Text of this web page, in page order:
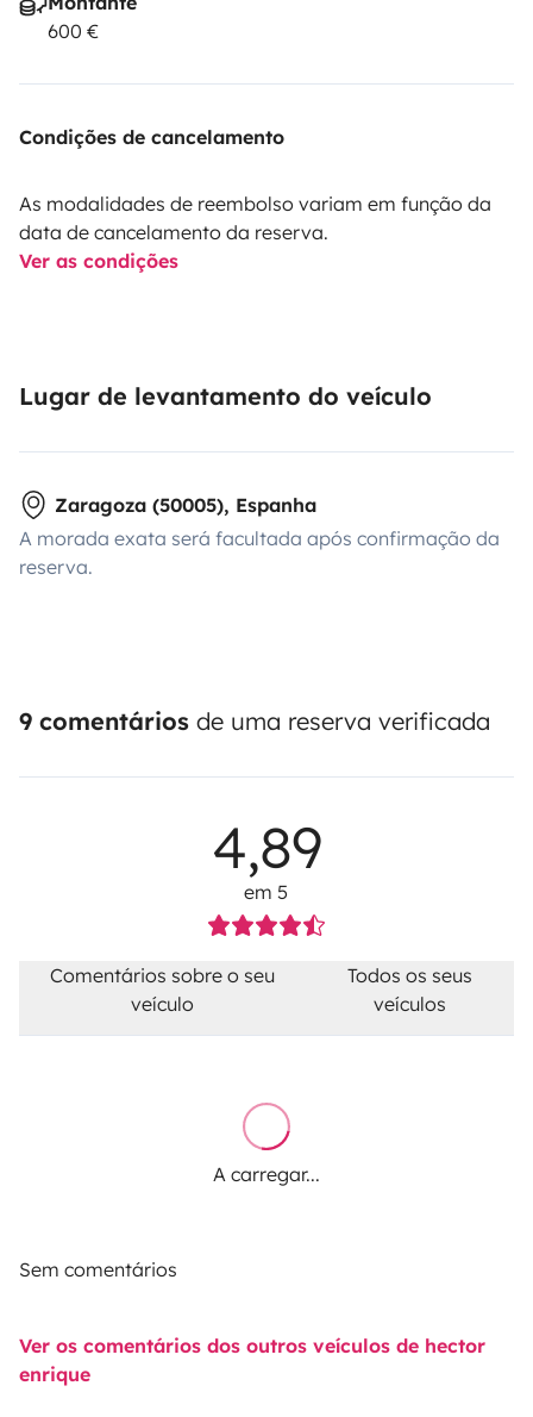
600 €
Condições de cancelamento
As modalidades de reembolso variam em função da
data de cancelamento da reserva.
Ver as condições
Lugar de levantamento do veículo
Zaragoza (50005), Espanha
A morada exata será facultada após confirmação da
reserva.
9 comentários de uma reserva verificada
4,89
em 5
Comentários sobre o seu
veículo
Todos os seus
veículos
A carregar...
Sem comentários
Ver os comentários dos outros veículos de hector
enrique